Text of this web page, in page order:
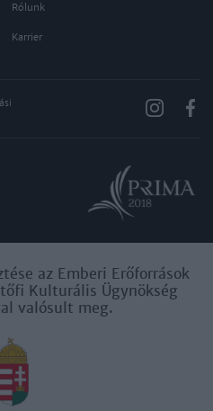
Rólunk
Karrier
az Emberi Erőforrások
Kulturális Ügynökség
valósult meg.